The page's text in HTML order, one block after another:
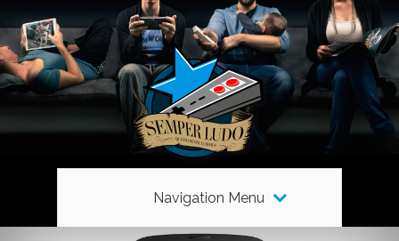
Navigation Menu